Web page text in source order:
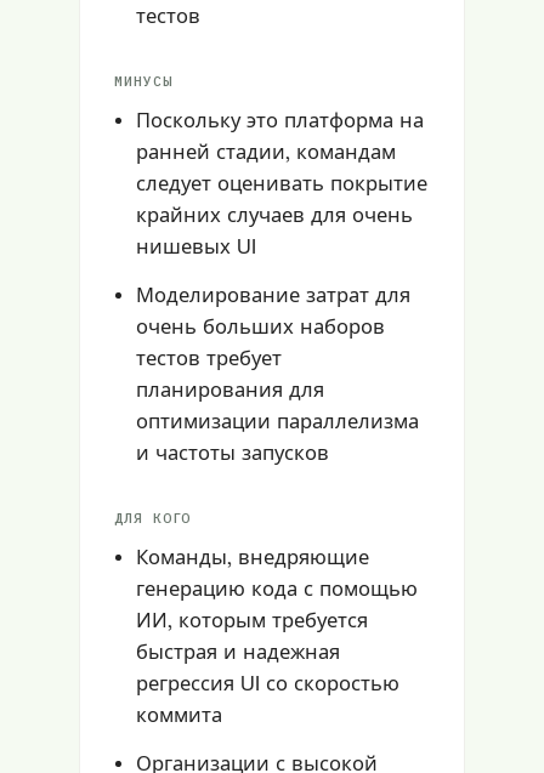
тестов
МИНУСЫ
Поскольку это платформа на
ранней стадии, командам
следует оценивать покрытие
крайних случаев для очень
нишевых UI
Моделирование затрат для
очень больших наборов
тестов требует
планирования для
оптимизации параллелизма
и частоты запусков
ДЛЯ КОГО
Команды, внедряющие
генерацию кода с помощью
ИИ, которым требуется
быстрая и надежная
регрессия UI со скоростью
коммита
Организации с высокой